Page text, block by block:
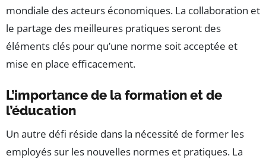
mondiale des acteurs économiques. La collaboration et
le partage des meilleures pratiques seront des
éléments clés pour qu’une norme soit acceptée et
mise en place efficacement.
L’importance de la formation et de
l’éducation
Un autre défi réside dans la nécessité de former les
employés sur les nouvelles normes et pratiques. La